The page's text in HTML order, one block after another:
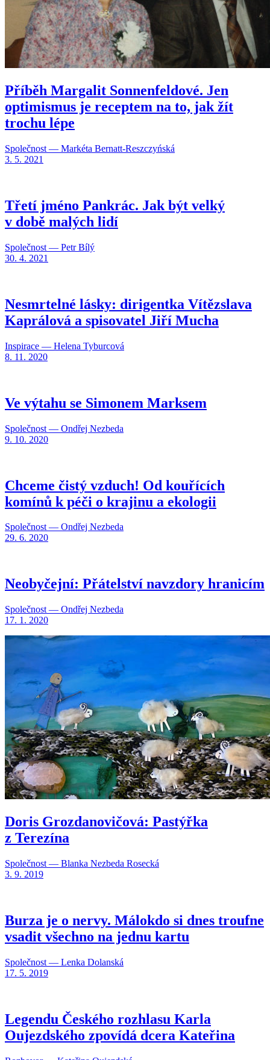
Příběh Margalit Sonnenfeldové. Jen
optimismus je receptem na to, jak žít
trochu lépe
Společnost — Markéta Bernatt-Reszczyńská
3. 5. 2021
Třetí jméno Pankrác. Jak být velký
v době malých lidí
Společnost — Petr Bílý
30. 4. 2021
Nesmrtelné lásky: dirigentka Vítězslava
Kaprálová a spisovatel Jiří Mucha
Inspirace — Helena Tyburcová
8. 11. 2020
Ve výtahu se Simonem Marksem
Společnost — Ondřej Nezbeda
9. 10. 2020
Chceme čistý vzduch! Od kouřících
komínů k péči o krajinu a ekologii
Společnost — Ondřej Nezbeda
29. 6. 2020
Neobyčejní: Přátelství navzdory hranicím
Společnost — Ondřej Nezbeda
17. 1. 2020
Doris Grozdanovičová: Pastýřka
z Terezína
Společnost — Blanka Nezbeda Rosecká
3. 9. 2019
Burza je o nervy. Málokdo si dnes troufne
vsadit všechno na jednu kartu
Společnost — Lenka Dolanská
17. 5. 2019
Legendu Českého rozhlasu Karla
Oujezdského zpovídá dcera Kateřina